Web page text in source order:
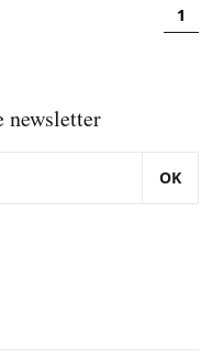
1
newsletter
OK